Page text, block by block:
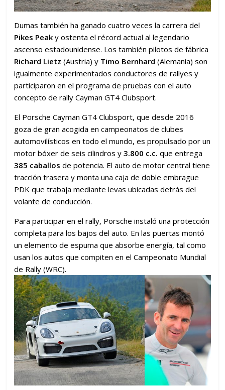
Dumas también ha ganado cuatro veces la carrera del
Pikes Peak y ostenta el récord actual al legendario
ascenso estadounidense. Los también pilotos de fábrica
Richard Lietz (Austria) y Timo Bernhard(Alemania) son
igualmente experimentados conductores de rallyes y
participaron en el programa de pruebas con el auto
concepto de rally Cayman GT4 Clubsport.
El Porsche Cayman GT4 Clubsport, que desde 2016
goza de gran acogida en campeonatos de clubes
automovilísticos en todo el mundo, es propulsado por un
motor bóxer de seis cilindros y3.800 c.c. que entrega
385 caballos de potencia. El auto de motor central tiene
tracción trasera y monta una caja de doble embrague
PDK que trabaja mediante levas ubicadas detrás del
volante de conducción.
Para participar en el rally, Porsche instaló una protección
completa para los bajos del auto. En las puertas montó
un elemento de espuma que absorbe energía, tal como
usan los autos que compiten en el Campeonato Mundial
de Rally (WRC).